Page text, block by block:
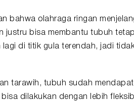
bahwa olahraga ringan
justru bisa membantu tubuh
lagi di titik gula terendah, jadi
tarawih, tubuh sudah
dilakukan dengan lebih